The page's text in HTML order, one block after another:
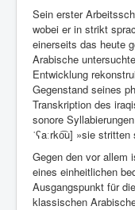
Sein erster
wobei er in strikt
einerseits das heute
Arabische
Entwicklung
Gegenstand seines
Transkription des
sonore
ˈʕaːrko͡u] »sie
Gegen den vor allem
eines einheitlichen
Ausgangspunkt für
klassischen